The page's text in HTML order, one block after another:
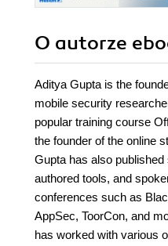
O autorze
Aditya Gupta is the
mobile security
popular training course
the founder of the online
Gupta has also
authored tools, and
conferences such as
AppSec, ToorCon, and
has worked with various